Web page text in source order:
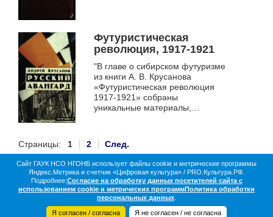
Футуристическая
революция, 1917-1921
"В главе о сибирском футуризме
из книги А. В. Крусанова
«Футуристическая революция
1917-1921» собраны
уникальные материалы,
Сибири конца 1910-х-...
Страницы: 1 2 След.
О библиотеке Коллекции
Цифровая жизнь
Документы в оцифровке
Статистика
Контакты
Партнёры
© 2016-2026 НГОНБ
Сайт ГАУК НСО НГОНБ использует файлы cookie и метрические программы
Яндекс.Метрика и счетчик «Цифровая культура» / PRO.Культура.РФ.
Подробнее:Согласие на обработку данных посетителей сайта с
использованием cookie и метрических программПолитика обработки
персональных данных
Я согласен / согласна Я не согласен / не согласна